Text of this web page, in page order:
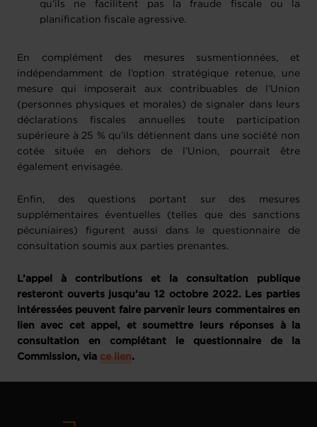
qu’ils ne facilitent pas la fraude fiscale ou la
planification fiscale agressive.
En complément des mesures susmentionnées, et
indépendamment de l’option stratégique retenue, une
mesure qui imposerait aux contribuables de l’Union
(personnes physiques et morales) de signaler dans leurs
déclarations fiscales annuelles toute participation
supérieure à 25 % qu’ils détiennent dans une société non
cotée située en dehors de l’Union, pourrait être
également envisagée.
Enfin, des questions portant sur des mesures
supplémentaires éventuelles (telles que des sanctions
pécuniaires) figurent aussi dans le questionnaire de
consultation soumis aux parties prenantes.
L’appel à contributions et la consultation publique
resteront ouverts jusqu’au 12 octobre 2022. Les parties
intéressées peuvent faire parvenir leurs commentaires en
lien avec cet appel, et soumettre leurs réponses à la
consultation en complétant le questionnaire de la
Commission, via ce lien.